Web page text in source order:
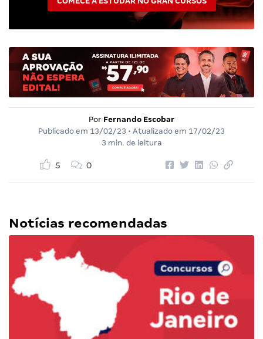
Por Fernando Escobar
Publicado em 13/02/23 • Atualizado em 17/02/23
3 min. de leitura
5 0
Notícias recomendadas